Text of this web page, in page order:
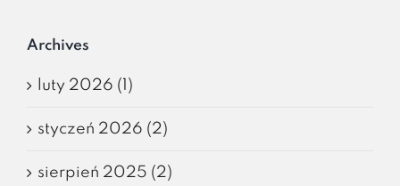
Archives
luty 2026 (1)
styczeń 2026 (2)
sierpień 2025 (2)